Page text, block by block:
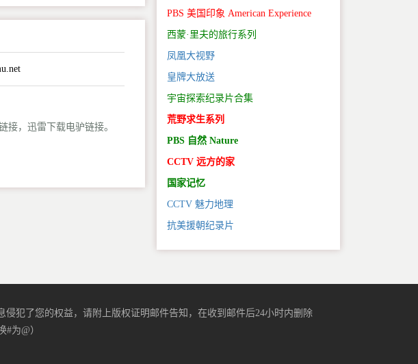
接，迅雷下载电驴链接。
PBS 美国印象 American Experience
西蒙·里夫的旅行系列
凤凰大视野
皇牌大放送
宇宙探索纪录片合集
荒野求生系列
PBS 自然 Nature
CCTV 远方的家
国家记忆
CCTV 魅力地理
抗美援朝纪录片
犯了您的权益，请附上版权证明邮件告知，在收到邮件后24小时内删除
#为@）